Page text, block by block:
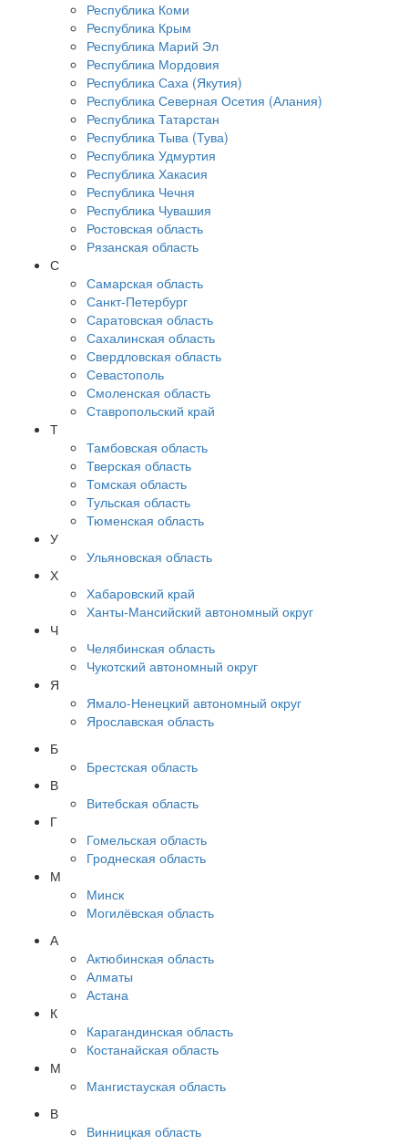
Республика Коми
Республика Крым
Республика Марий Эл
Республика Мордовия
Республика Саха (Якутия)
Республика Северная Осетия (Алания)
Республика Татарстан
Республика Тыва (Тува)
Республика Удмуртия
Республика Хакасия
Республика Чечня
Республика Чувашия
Ростовская область
Рязанская область
С
Самарская область
Санкт-Петербург
Саратовская область
Сахалинская область
Свердловская область
Севастополь
Смоленская область
Ставропольский край
Т
Тамбовская область
Тверская область
Томская область
Тульская область
Тюменская область
У
Ульяновская область
Х
Хабаровский край
Ханты-Мансийский автономный округ
Ч
Челябинская область
Чукотский автономный округ
Я
Ямало-Ненецкий автономный округ
Ярославская область
Б
Брестская область
В
Витебская область
Г
Гомельская область
Гроднеская область
М
Минск
Могилёвская область
А
Актюбинская область
Алматы
Астана
К
Карагандинская область
Костанайская область
М
Мангистауская область
В
Винницкая область